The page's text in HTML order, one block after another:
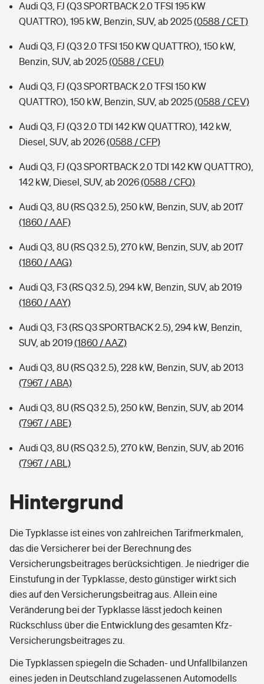
Audi Q3, FJ (Q3 SPORTBACK 2.0 TFSI 195 KW
QUATTRO), 195 kW, Benzin, SUV, ab 2025(0588 / CET)
Audi Q3, FJ (Q3 2.0 TFSI 150 KW QUATTRO), 150 kW,
Benzin, SUV, ab 2025(0588 / CEU)
Audi Q3, FJ (Q3 SPORTBACK 2.0 TFSI 150 KW
QUATTRO), 150 kW, Benzin, SUV, ab 2025(0588 / CEV)
Audi Q3, FJ (Q3 2.0 TDI 142 KW QUATTRO), 142 kW,
Diesel, SUV, ab 2026(0588 / CFP)
Audi Q3, FJ (Q3 SPORTBACK 2.0 TDI 142 KW QUATTRO),
142 kW, Diesel, SUV, ab 2026(0588 / CFQ)
Audi Q3, 8U (RS Q3 2.5), 250 kW, Benzin, SUV, ab 2017
(1860 / AAF)
Audi Q3, 8U (RS Q3 2.5), 270 kW, Benzin, SUV, ab 2017
(1860 / AAG)
Audi Q3, F3 (RS Q3 2.5), 294 kW, Benzin, SUV, ab 2019
(1860 / AAY)
Audi Q3, F3 (RS Q3 SPORTBACK 2.5), 294 kW, Benzin,
SUV, ab 2019(1860 / AAZ)
Audi Q3, 8U (RS Q3 2.5), 228 kW, Benzin, SUV, ab 2013
(7967 / ABA)
Audi Q3, 8U (RS Q3 2.5), 250 kW, Benzin, SUV, ab 2014
(7967 / ABE)
Audi Q3, 8U (RS Q3 2.5), 270 kW, Benzin, SUV, ab 2016
(7967 / ABL)
Hintergrund
Die Typklasse ist eines von zahlreichen Tarifmerkmalen,
das die Versicherer bei der Berechnung des
Versicherungsbeitrages berücksichtigen. Je niedriger die
Einstufung in der Typklasse, desto günstiger wirkt sich
dies auf den Versicherungsbeitrag aus. Allein eine
Veränderung bei der Typklasse lässt jedoch keinen
Rückschluss über die Entwicklung des gesamten Kfz-
Versicherungsbeitrages zu.
Die Typklassen spiegeln die Schaden- und Unfallbilanzen
eines jeden in Deutschland zugelassenen Automodells